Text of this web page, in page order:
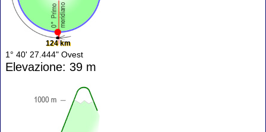
124 km
1° 40' 27.444" Ovest
Elevazione: 39 m